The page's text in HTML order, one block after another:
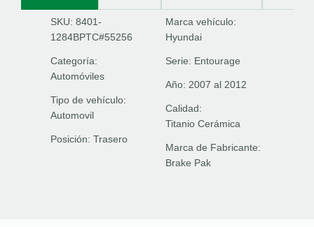
SKU: 8401-
1284BPTC#55256
Categoría:
Automóviles
Tipo de vehículo:
Automovil
Posición: Trasero
Marca vehículo:
Hyundai
Serie: Entourage
Año: 2007 al 2012
Calidad:
Titanio Cerámica
Marca de Fabricante:
Brake Pak